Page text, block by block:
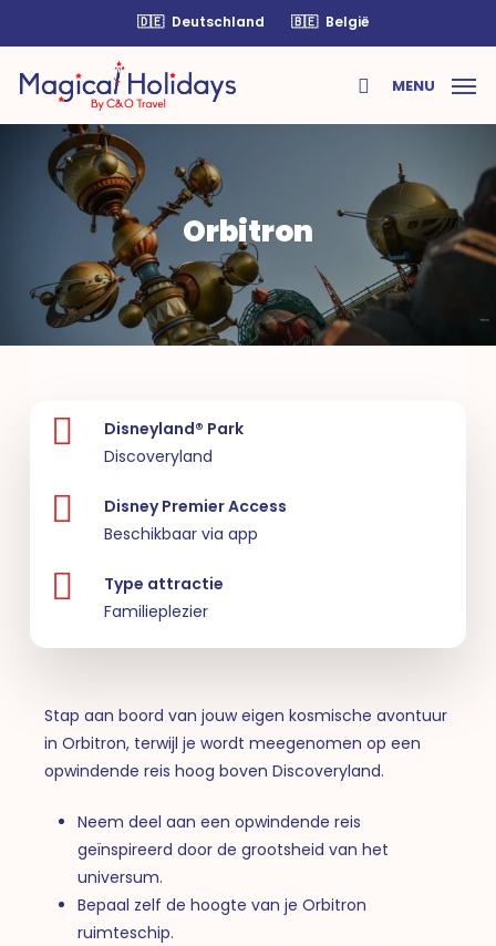
main
content
🇩🇪 Deutschland 🇧🇪 België
search
MENU
Orbitron
Disneyland® Park
Discoveryland
Disney Premier Access
Beschikbaar via app
Type attractie
Familieplezier
Stap aan boord van jouw eigen kosmische avontuur
in Orbitron, terwijl je wordt meegenomen op een
opwindende reis hoog boven Discoveryland.
Neem deel aan een opwindende reis
geïnspireerd door de grootsheid van het
universum.
Bepaal zelf de hoogte van je Orbitron
ruimteschip.